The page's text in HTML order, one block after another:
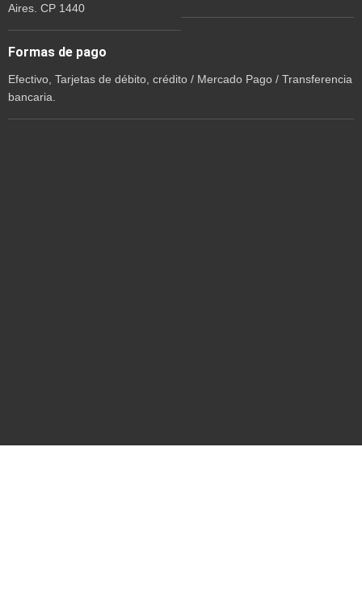
Aires. CP 1440
Formas de pago
Efectivo, Tarjetas de débito, crédito / Mercado Pago / Transferencia
bancaria.